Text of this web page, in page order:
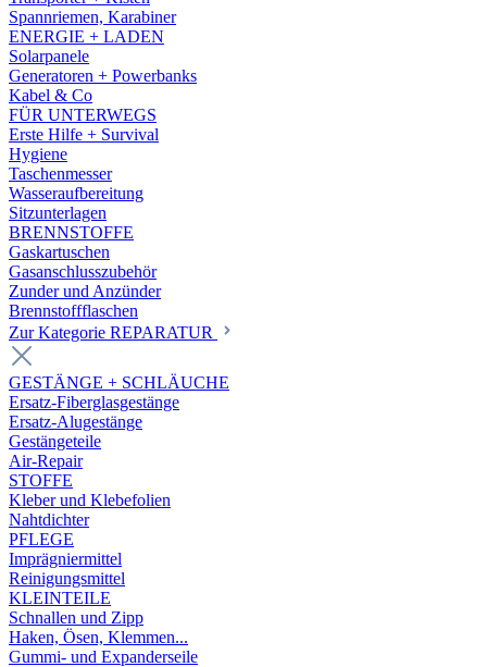
Spannriemen, Karabiner
ENERGIE + LADEN
Solarpanele
Generatoren + Powerbanks
Kabel & Co
FÜR UNTERWEGS
Erste Hilfe + Survival
Hygiene
Taschenmesser
Wasseraufbereitung
Sitzunterlagen
BRENNSTOFFE
Gaskartuschen
Gasanschlusszubehör
Zunder und Anzünder
Brennstoffflaschen
Zur Kategorie REPARATUR
GESTÄNGE + SCHLÄUCHE
Ersatz-Fiberglasgestänge
Ersatz-Alugestänge
Gestängeteile
Air-Repair
STOFFE
Kleber und Klebefolien
Nahtdichter
PFLEGE
Imprägniermittel
Reinigungsmittel
KLEINTEILE
Schnallen und Zipp
Haken, Ösen, Klemmen...
Gummi- und Expanderseile